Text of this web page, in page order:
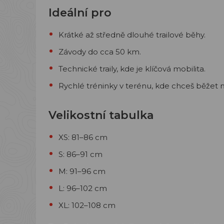
Ideální pro
Krátké až středně dlouhé trailové běhy.
Závody do cca 50 km.
Technické traily, kde je klíčová mobilita.
Rychlé tréninky v terénu, kde chceš běžet
Velikostní tabulka
XS: 81–86 cm
S: 86–91 cm
M: 91–96 cm
L: 96–102 cm
XL: 102–108 cm